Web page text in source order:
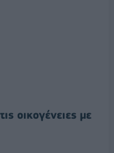
οικογένειες με